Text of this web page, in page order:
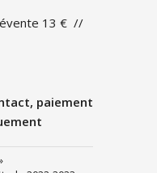
13 € //
paiement